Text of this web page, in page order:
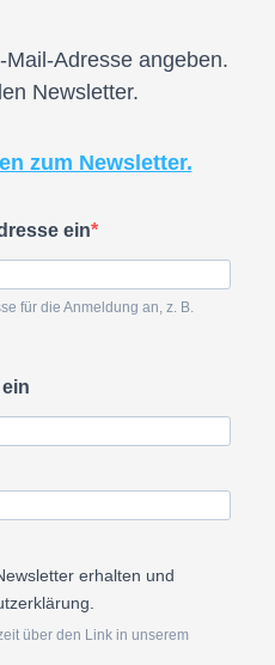
Adresse angeben.
Newsletter.
zum Newsletter.
ein
für die Anmeldung an, z. B.
erhalten und
über den Link in unserem